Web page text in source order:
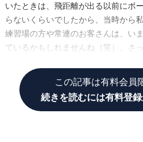
いたときは、飛距離が出る以前にボ
らないくらいでしたから、当時から
練習場の方や常連のお客さんは、い
ているかもしれませんね（笑）。さ
この記事は有料会員
続きを読むには有料登